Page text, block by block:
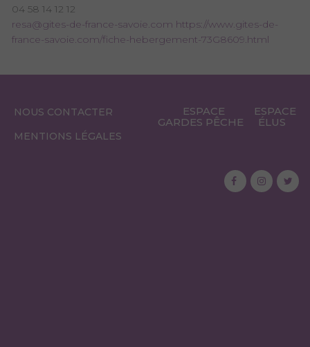
04 58 14 12 12
resa@gites-de-france-savoie.com https://www.gites-de-
france-savoie.com/fiche-hebergement-73G8609.html
NOUS CONTACTER
MENTIONS LÉGALES
ESPACE
GARDES PÊCHE
ESPACE
ÉLUS